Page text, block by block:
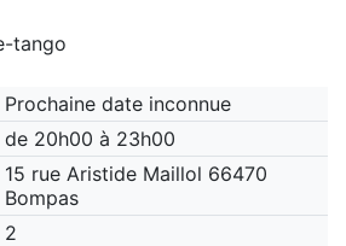
tango
Prochaine date inconnue
de 20h00 à 23h00
15 rue Aristide Maillol 66470
Bompas
2